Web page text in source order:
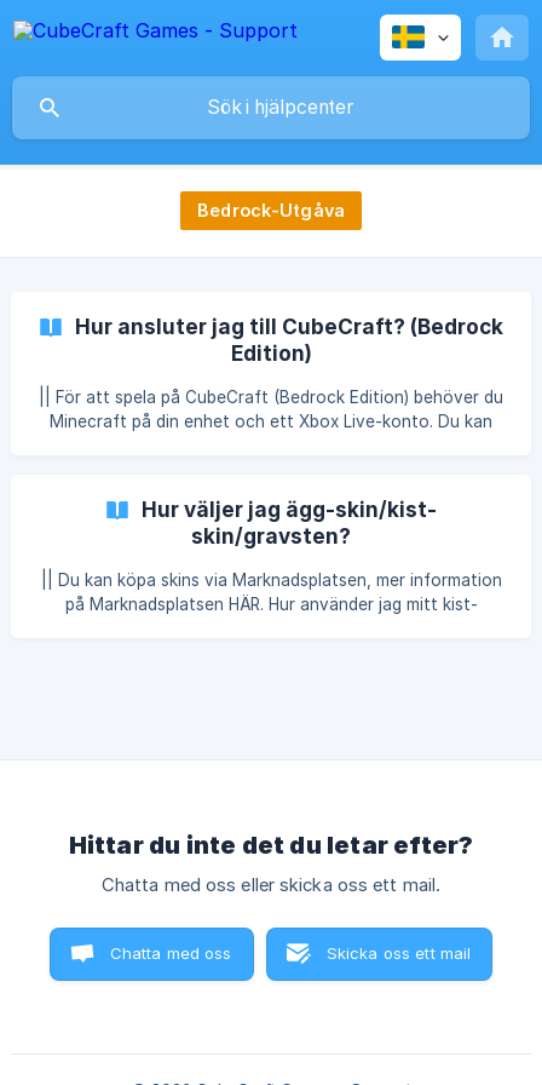
Bedrock-Utgåva
Hur ansluter jag till CubeCraft? (Bedrock
Edition)
|| För att spela på CubeCraft (Bedrock Edition) behöver du
Minecraft på din enhet och ett Xbox Live-konto. Du kan
(https://storage.crisp.chat/users/helpde
Hur väljer jag ägg-skin/kist-
skin/gravsten?
|| Du kan köpa skins via Marknadsplatsen, mer information
på Marknadsplatsen HÄR. Hur använder jag mitt kist-
Hittar du inte det du letar efter?
Chatta med oss eller skicka oss ett mail.
Chatta med oss Skicka oss ett mail